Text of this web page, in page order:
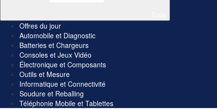
Offres du jour
Automobile et Diagnostic
Batteries et Chargeurs
Consoles et Jeux Vidéo
Électronique et Composants
Outils et Mesure
Informatique et Connectivité
Soudure et Reballing
Téléphonie Mobile et Tablettes